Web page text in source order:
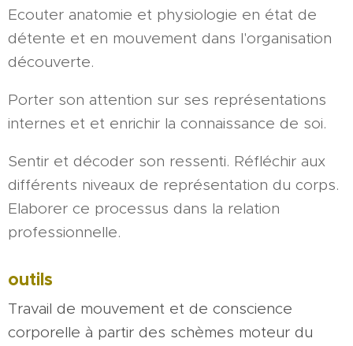
Ecouter anatomie et physiologie en état de
détente et en mouvement dans l'organisation
découverte.
Porter son attention sur ses représentations
internes et et enrichir la connaissance de soi.
Sentir et décoder son ressenti. Réfléchir aux
différents niveaux de représentation du corps.
Elaborer ce processus dans la relation
professionnelle.
outils
Travail de mouvement et de conscience
corporelle à partir des schèmes moteur du